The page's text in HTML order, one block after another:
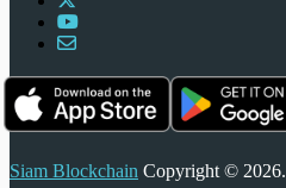
Siam Blockchain Copyright © 2026.